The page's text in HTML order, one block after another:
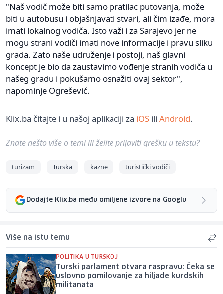
"Naš vodič može biti samo pratilac putovanja, može
biti u autobusu i objašnjavati stvari, ali čim izađe, mora
imati lokalnog vodiča. Isto važi i za Sarajevo jer ne
mogu strani vodiči imati nove informacije i pravu sliku
grada. Zato naše udruženje i postoji, naš glavni
koncept je bio da zaustavimo vođenje stranih vodiča u
našeg gradu i pokušamo osnažiti ovaj sektor",
napominje Ogrešević.
Klix.ba čitajte i u našoj aplikaciji za iOS ili Android.
Znate nešto više o temi ili želite prijaviti grešku u tekstu?
turizam Turska kazne turistički vodiči
Dodajte Klix.ba među omiljene izvore na Googlu
Više na istu temu
POLITIKA U TURSKOJ
Turski parlament otvara raspravu: Čeka se
uslovno pomilovanje za hiljade kurdskih
militanata